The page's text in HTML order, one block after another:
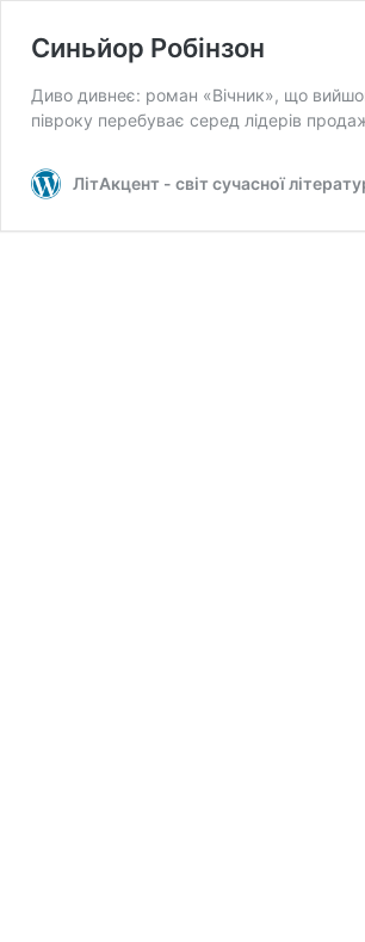
Синьйор Робінзон
Диво дивнеє: роман «Вічник», що
півроку перебуває серед лідерів
ЛітАкцент - світ сучасної